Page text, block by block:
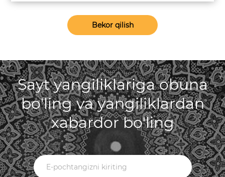
Bekor qilish
Sayt yangiliklariga obuna
bo'ling va yangiliklardan
xabardor bo'ling